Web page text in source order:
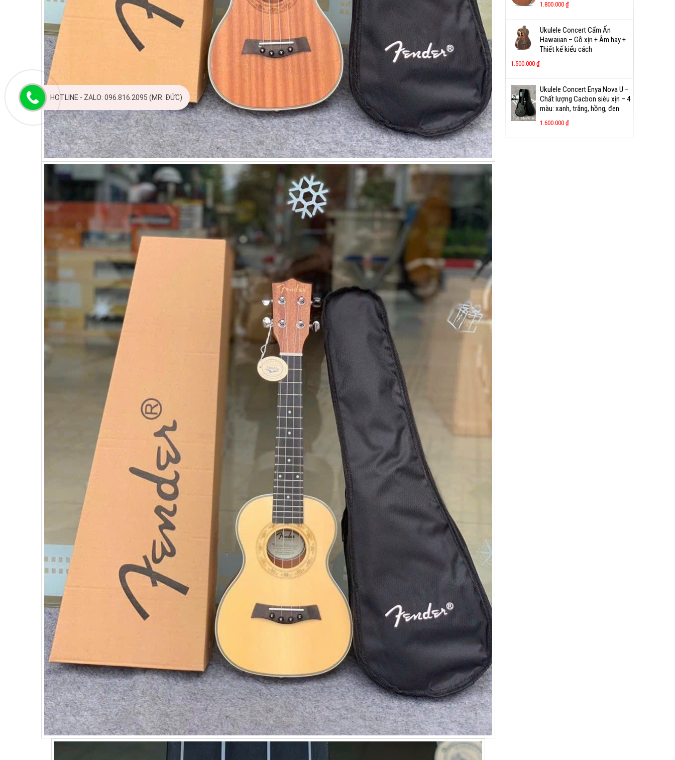
1.800.000 ₫
Ukulele Concert Cẩm Ấn
Hawaiian – Gỗ xịn + Âm hay +
Thiết kế kiểu cách
1.500.000 ₫
Ukulele Concert Enya Nova U –
Chất lượng Cacbon siêu xịn – 4
màu: xanh, trắng, hồng, đen
1.600.000 ₫
HOTLINE - ZALO: 096.816.2095 (MR. ĐỨC)